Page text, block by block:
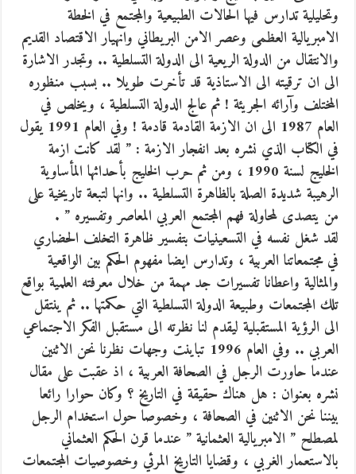
وتحليلية تدارس فيها الحالات الطبيعية والمجتمع في الخطة
الامبريالية العظمى وعصر الامن البريطاني وانهيار الاقتصاد القديم
والانتقال من الدولة الريعية الى الدولة التسلطية .. وتجدر الاشارة
الى ان ترقيته الى الاستاذية قد تأخرت طويلا .. بسبب منظوره
المختلف وآرائه الجريئة ! ثم عالج الدولة التسلطية ، ويخلص في
العام 1987 الى ان الازمة القادمة قادمة ! وفي العام 1991 يقول
في الكتاب الذي نشره بعد انفجار الازمة : ” لقد كانت ازمة
الخليج لسنة 1990 ، ومن ثم حرب الخليج بأحداثها المأساوية
الرهيبة شديدة الصلة بالظاهرة التسلطية .. وانها لتبعة تاريخية على
من يتصدى لمحاولة فهم المجتمع العربي المعاصر وتفسيره ” .
لقد شغل نفسه في التسعينيات بتفسير ظاهرة التخلف الحضاري
في مجتمعاتنا العربية ، وتدارس ايضا مفهوم الحكم بين الواقعية
والمثالية واعطانا تفسيرات جد مهمة من خلال معرفته العلمية بواقع
تلك المجتمعات وطبيعة الدولة التسلطية التي حكمتها .. ثم ينتقل
الى الرؤية المستقبلية ليقدم لنا نظرته الى مستقبل الفكر الاجتماعي
العربي .. وفي العام 1996 تباينت وجهات نظرنا نحن الاثنين
عندما حاورت الرجل في الصحافة العربية ، اذ عقبت على مقال
نشره بعنوان : هل هناك حقيقة في التاريخ ؟ وكان حوارا رائعا
بيننا نحن الاثنين في الصحافة ، وخصوصا حول استخدام الرجل
لمصطلح ” الامبريالية العثمانية ” عندما قرن الحكم العثماني
بالاستعمار الغربي ، وقضايا التاريخ المرئي وخصوصيات المجتمعات